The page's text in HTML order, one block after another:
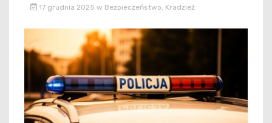
17 grudnia 2025 w Bezpieczeństwo Kradzież